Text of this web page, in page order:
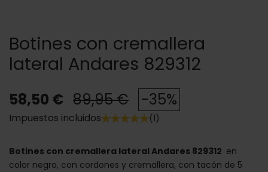
Botines con cremallera
lateral Andares 829312
58,50 € 89,95 € -35%
Impuestos incluidos (1)
Botines con cremallera lateral Andares 829312 en
color negro, con cordones y cremallera, con tacón de 5